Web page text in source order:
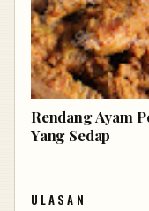
Rendang Ayam
Yang Sedap
ULASAN